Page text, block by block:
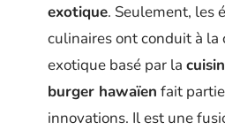
exotique. Seulement, les
culinaires ont conduit à la
exotique basé par la
burger hawaïen fait
innovations. Il est une